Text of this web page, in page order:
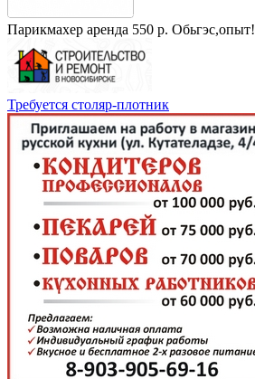
Парикмахер аренда 550 р. Обьгэс,опыт!
Требуется столяр-плотник